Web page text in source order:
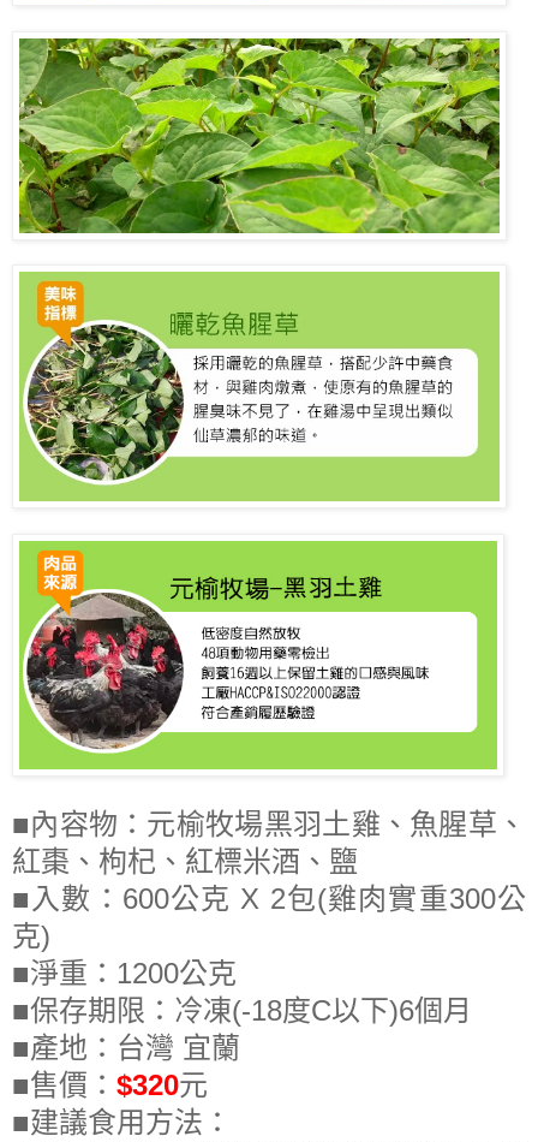
■內容物：元榆牧場黑羽土雞、魚腥草、
紅棗、枸杞、紅標米酒、鹽
■入數 ： 600公克 X 2包(雞肉實重300公
克)
■淨重：1200公克
■保存期限：冷凍(-18度C以下)6個月
■產地：台灣 宜蘭
■售價： $320元
■建議食用方法：